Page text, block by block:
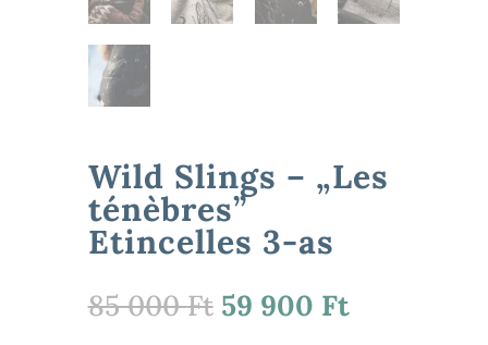
Wild Slings – „Les
ténèbres”
Etincelles 3-as
85 000Ft Original
59 900 FtCurrent